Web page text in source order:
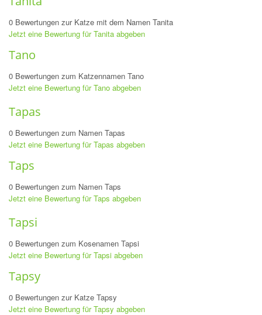
0 Bewertungen zur Katze mit dem Namen Tanita
Jetzt eine Bewertung für Tanita abgeben
Tano
0 Bewertungen zum Katzennamen Tano
Jetzt eine Bewertung für Tano abgeben
Tapas
0 Bewertungen zum Namen Tapas
Jetzt eine Bewertung für Tapas abgeben
Taps
0 Bewertungen zum Namen Taps
Jetzt eine Bewertung für Taps abgeben
Tapsi
0 Bewertungen zum Kosenamen Tapsi
Jetzt eine Bewertung für Tapsi abgeben
Tapsy
0 Bewertungen zur Katze Tapsy
Jetzt eine Bewertung für Tapsy abgeben